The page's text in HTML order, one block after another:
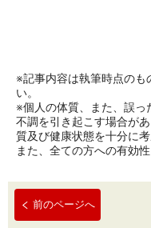
※記事内容は執筆時点のも
い。
※個人の体質、また、誤っ
不調を引き起こす場合が
質及び健康状態を十分に
また、全ての方への有効
前のページへ